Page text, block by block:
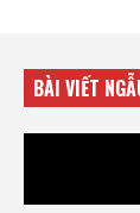
BÀI VIẾT